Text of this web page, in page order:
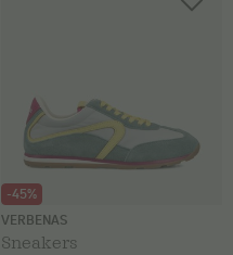
-45%
VERBENAS
Sneakers